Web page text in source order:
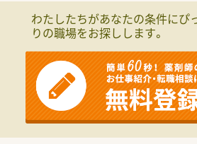
■大阪・奈良・和歌山でグループ合わ
る調剤薬局です。
■2020年に大手調剤薬局のホールデ
厚生や教育研修も利用可能です。
■社内を３つのエリアに分け、それ
他、ラウンダー勤務の薬剤師も在籍し
が整っています。
■今後の薬局の生き残りを図るべく、
を目指し、かかりつけ薬局・薬剤師の
局への認定、
わたしたちがあなたの条件にぴ
りの職場をお探しします。